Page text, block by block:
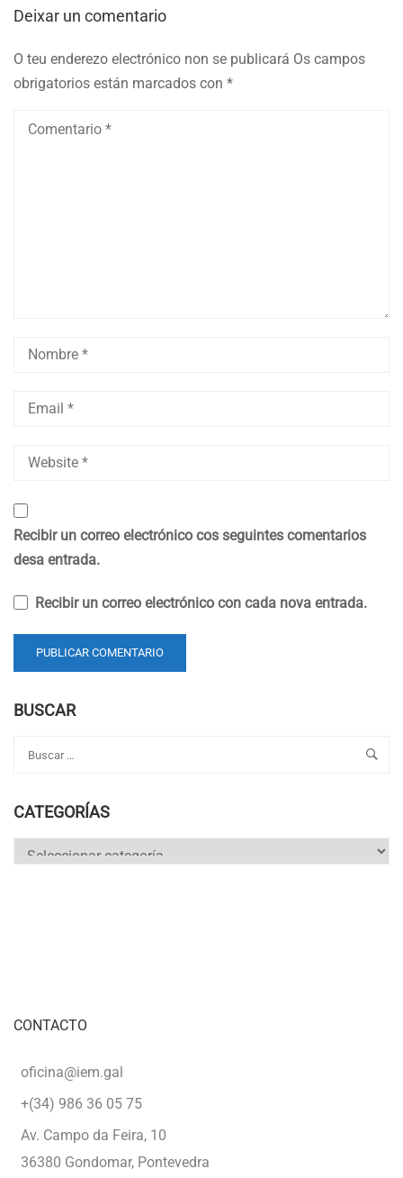
Deixar un comentario
O teu enderezo electrónico non se publicará Os campos
obrigatorios están marcados con *
Recibir un correo electrónico cos seguintes comentarios
desa entrada.
Recibir un correo electrónico con cada nova entrada.
BUSCAR
CATEGORÍAS
Categorías
CONTACTO
oficina@iem.gal
+(34) 986 36 05 75
Av. Campo da Feira, 10
36380 Gondomar, Pontevedra